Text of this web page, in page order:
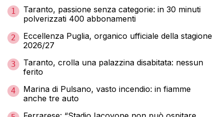
1
Taranto, passione senza categorie: in 30 minuti
polverizzati 400 abbonamenti
2
Eccellenza Puglia, organico ufficiale della stagione
2026/27
3
Taranto, crolla una palazzina disabitata: nessun
ferito
4
Marina di Pulsano, vasto incendio: in fiamme
anche tre auto